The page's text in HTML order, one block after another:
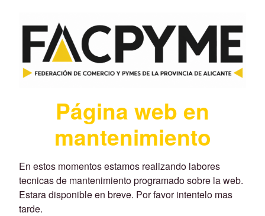
Página web en
mantenimiento
En estos momentos estamos realizando labores
tecnicas de mantenimiento programado sobre la web.
Estara disponible en breve. Por favor intentelo mas
tarde.